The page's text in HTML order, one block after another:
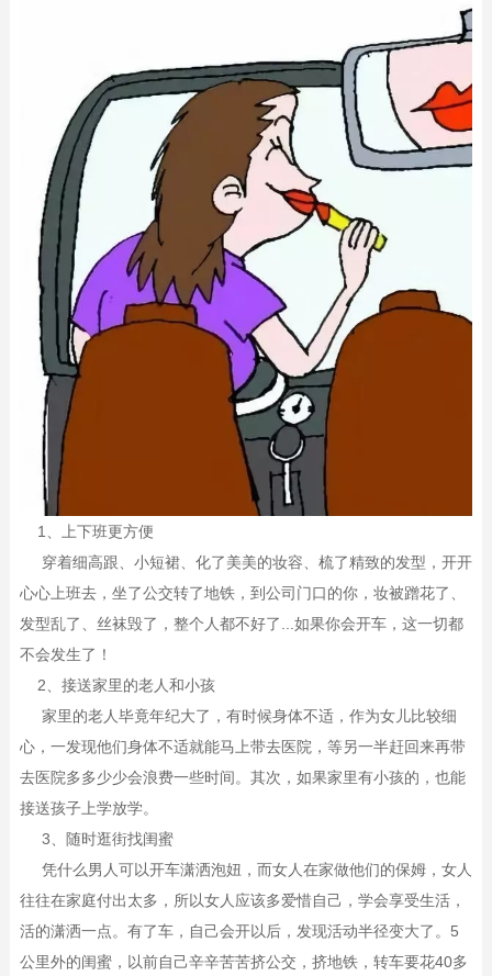
1、上下班更方便
穿着细高跟、小短裙、化了美美的妆容、梳了精致的发型，开开
心心上班去，坐了公交转了地铁，到公司门口的你，妆被蹭花了、
发型乱了、丝袜毁了，整个人都不好了...如果你会开车，这一切都
不会发生了！
2、接送家里的老人和小孩
家里的老人毕竟年纪大了，有时候身体不适，作为女儿比较细
心，一发现他们身体不适就能马上带去医院，等另一半赶回来再带
去医院多多少少会浪费一些时间。其次，如果家里有小孩的，也能
接送孩子上学放学。
3、随时逛街找闺蜜
凭什么男人可以开车潇洒泡妞，而女人在家做他们的保姆，女人
往往在家庭付出太多，所以女人应该多爱惜自己，学会享受生活，
活的潇洒一点。有了车，自己会开以后，发现活动半径变大了。5
公里外的闺蜜，以前自己辛辛苦苦挤公交，挤地铁，转车要花40多